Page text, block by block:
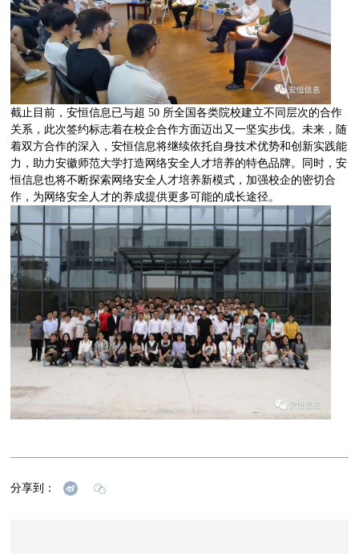
截止目前，安恒信息已与超 50 所全国各类院校建立不同层次的合作
关系，此次签约标志着在校企合作方面迈出又一坚实步伐。未来，随
着双方合作的深入，安恒信息将继续依托自身技术优势和创新实践能
力，助力安徽师范大学打造网络安全人才培养的特色品牌。同时，安
恒信息也将不断探索网络安全人才培养新模式，加强校企的密切合
作，为网络安全人才的养成提供更多可能的成长途径。
分享到：